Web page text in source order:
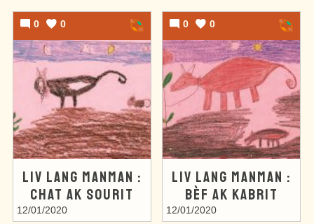
0 0
LIV LANG MANMAN :
CHAT AK SOURIT
12/01/2020
0 0
LIV LANG MANMAN :
BÈF AK KABRIT
12/01/2020